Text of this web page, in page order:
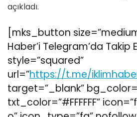
açıkladı.
[mks_button
Haber’i Telegram’da Takip
style=”squared”
url=”https://t.me/
target=”_blank”
txt_color=”#FFFFFF”